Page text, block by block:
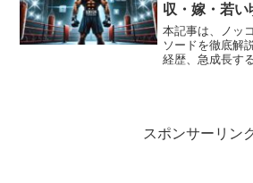
収・嫁・若い
ウン
本記事は、ノッ
ソードを徹底解
経歴、急成長す
スポンサーリン